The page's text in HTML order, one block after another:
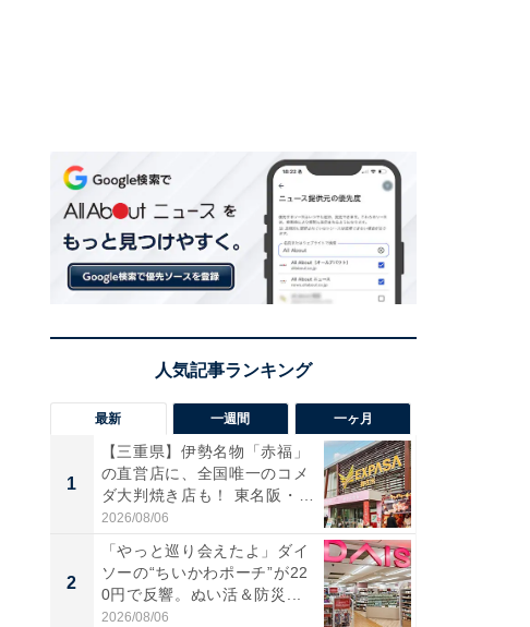
最新 一週間 一ヶ月
1
【三重県】伊勢名物「赤福」
の直営店に、全国唯一のコメ
ダ大判焼き店も！ 東名阪・
伊...
2026/08/06
2
「やっと巡り会えたよ」ダイ
ソーの“ちいかわポーチ”が22
0円で反響。ぬい活＆防災...
2026/08/06